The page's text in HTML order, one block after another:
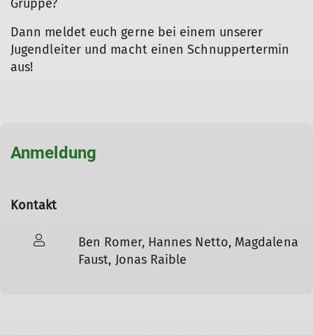
Gruppe?
Dann meldet euch gerne bei einem unserer
Jugendleiter und macht einen Schnuppertermin
aus!
Anmeldung
Kontakt
Ben Romer, Hannes Netto, Magdalena
Faust, Jonas Raible